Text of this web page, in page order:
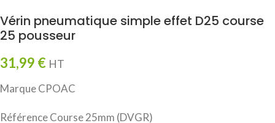
Vérin pneumatique simple effet D25 course
25 pousseur
31,99 € HT
Marque CPOAC
Référence Course 25mm (DVGR)